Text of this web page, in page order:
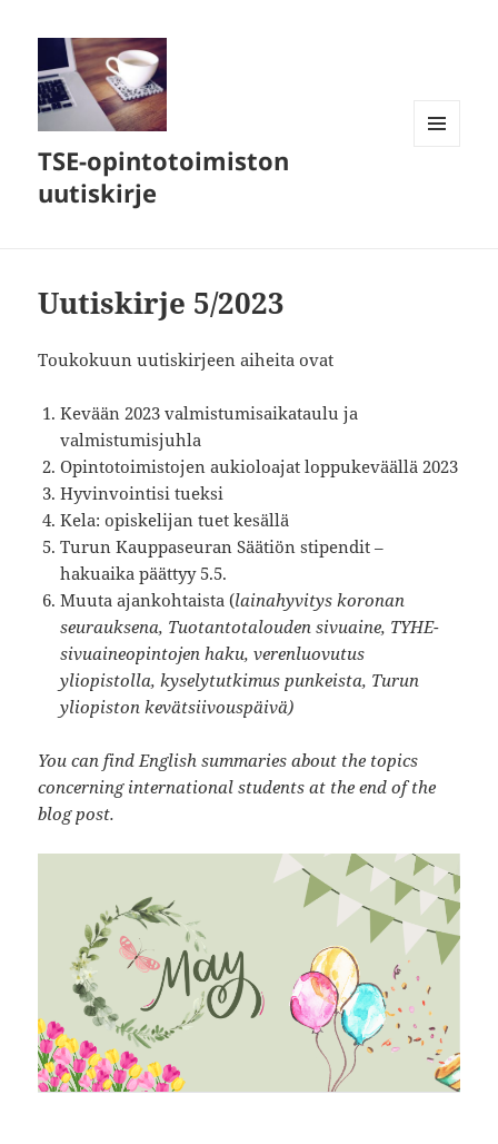
TSE-opintotoimiston
uutiskirje
Uutiskirje 5/2023
Toukokuun uutiskirjeen aiheita ovat
Kevään 2023 valmistumisaikataulu ja
valmistumisjuhla
Opintotoimistojen aukioloajat loppukeväällä 2023
Hyvinvointisi tueksi
Kela: opiskelijan tuet kesällä
Turun Kauppaseuran Säätiön stipendit –
hakuaika päättyy 5.5.
Muuta ajankohtaista (lainahyvitys koronan
seurauksena, Tuotantotalouden sivuaine, TYHE-
sivuaineopintojen haku, verenluovutus
yliopistolla, kyselytutkimus punkeista, Turun
yliopiston kevätsiivouspäivä)
You can find English summaries about the topics
concerning international students at the end of the
blog post.